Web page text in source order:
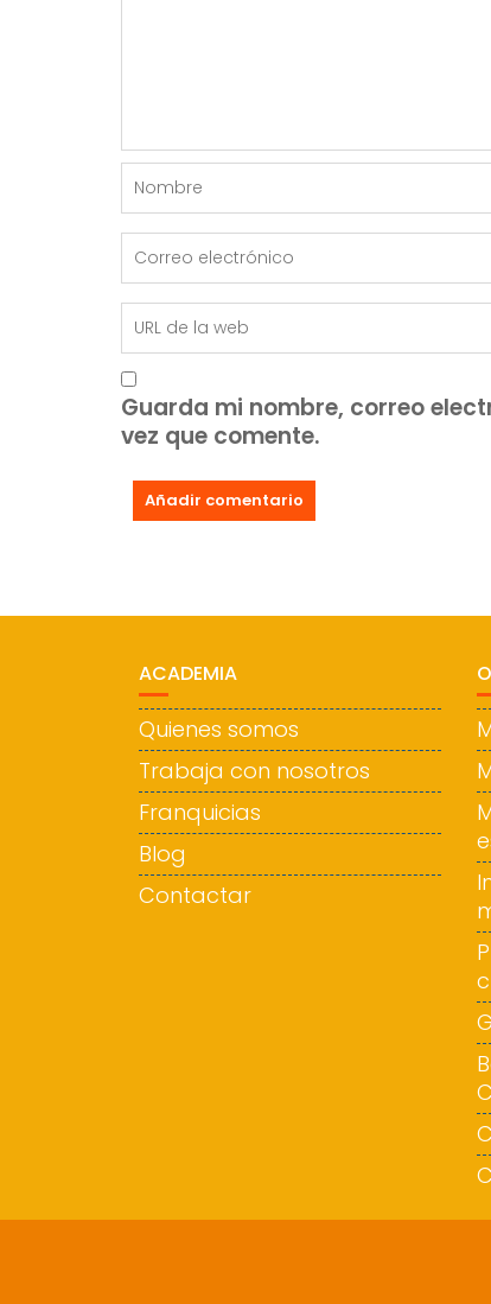
Guarda mi nombre, correo
vez que comente.
ACADEMIA
Quienes somos
Trabaja con nosotros
Franquicias
Blog
Contactar